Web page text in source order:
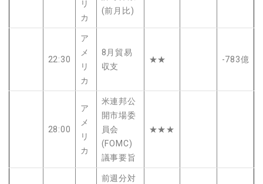
リ
カ
(前月比)
22:30
ア
メ
リ
カ
8月貿易
収支
★★ -783億
28:00
ア
メ
リ
カ
米連邦公
開市場委
員会
(FOMC)
議事要旨
★★★
前週分対